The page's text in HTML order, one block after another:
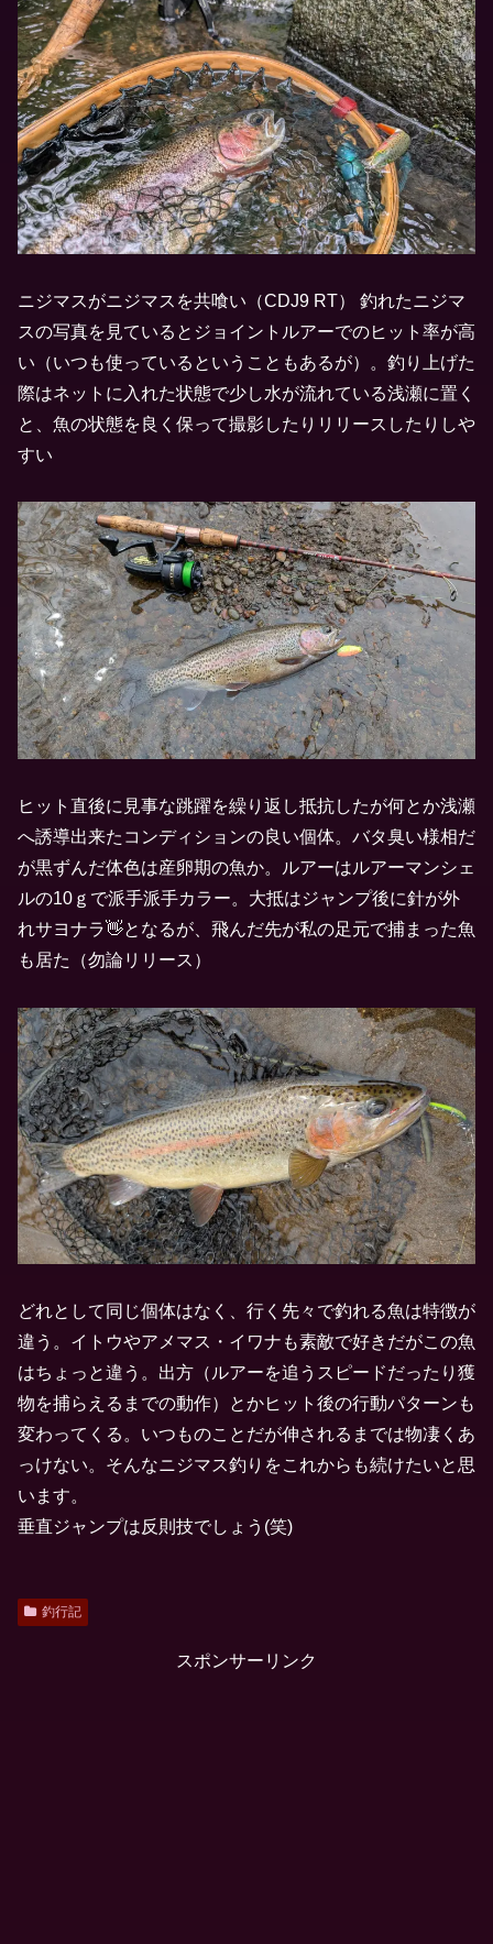
ニジマスがニジマスを共喰い（CDJ9 RT） 釣れたニジマ
スの写真を見ているとジョイントルアーでのヒット率が高
い（いつも使っているということもあるが）。釣り上げた
際はネットに入れた状態で少し水が流れている浅瀬に置く
と、魚の状態を良く保って撮影したりリリースしたりしや
すい
ヒット直後に見事な跳躍を繰り返し抵抗したが何とか浅瀬
へ誘導出来たコンディションの良い個体。バタ臭い様相だ
が黒ずんだ体色は産卵期の魚か。ルアーはルアーマンシェ
ルの10ｇで派手派手カラー。大抵はジャンプ後に針が外
れサヨナラ👋となるが、飛んだ先が私の足元で捕まった魚
も居た（勿論リリース）
どれとして同じ個体はなく、行く先々で釣れる魚は特徴が
違う。イトウやアメマス・イワナも素敵で好きだがこの魚
はちょっと違う。出方（ルアーを追うスピードだったり獲
物を捕らえるまでの動作）とかヒット後の行動パターンも
変わってくる。いつものことだが伸されるまでは物凄くあ
っけない。そんなニジマス釣りをこれからも続けたいと思
います。
垂直ジャンプは反則技でしょう(笑)
釣行記
スポンサーリンク